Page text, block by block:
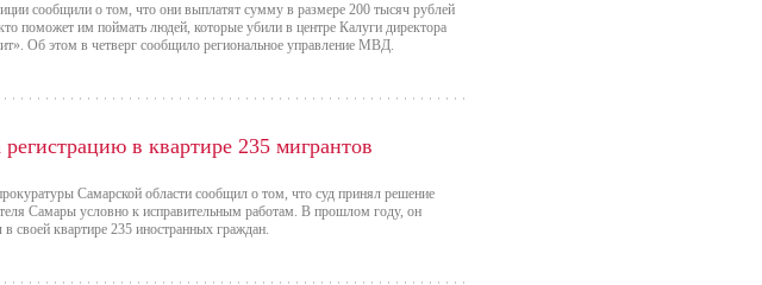
сообщили о том, что они выплатят сумму в размере 200 тысяч рублей
поможет им поймать людей, которые убили в центре Калуги директора
Об этом в четверг сообщило региональное управление МВД.
в квартире 235 мигрантов
Самарской области сообщил о том, что суд принял решение
Самары условно к исправительным работам. В прошлом году, он
в своей квартире 235 иностранных граждан.